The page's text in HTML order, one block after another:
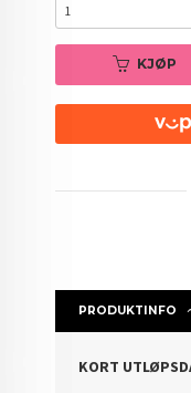
KJØP
PRODUKTINFO
KORT